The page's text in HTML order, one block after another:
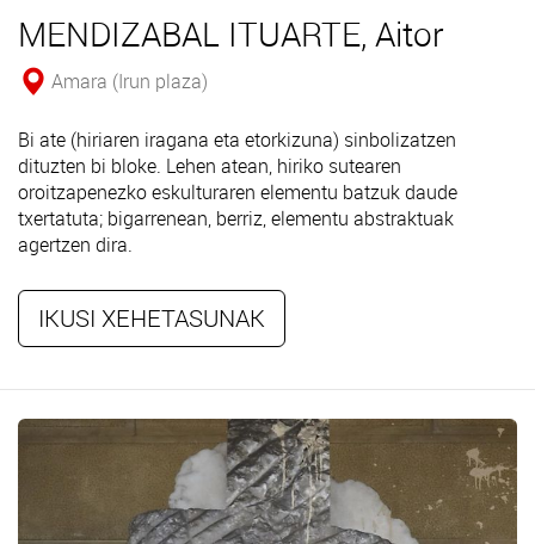
MENDIZABAL ITUARTE, Aitor
Amara (Irun plaza)
Bi ate (hiriaren iragana eta etorkizuna) sinbolizatzen
dituzten bi bloke. Lehen atean, hiriko sutearen
oroitzapenezko eskulturaren elementu batzuk daude
txertatuta; bigarrenean, berriz, elementu abstraktuak
agertzen dira.
IKUSI XEHETASUNAK